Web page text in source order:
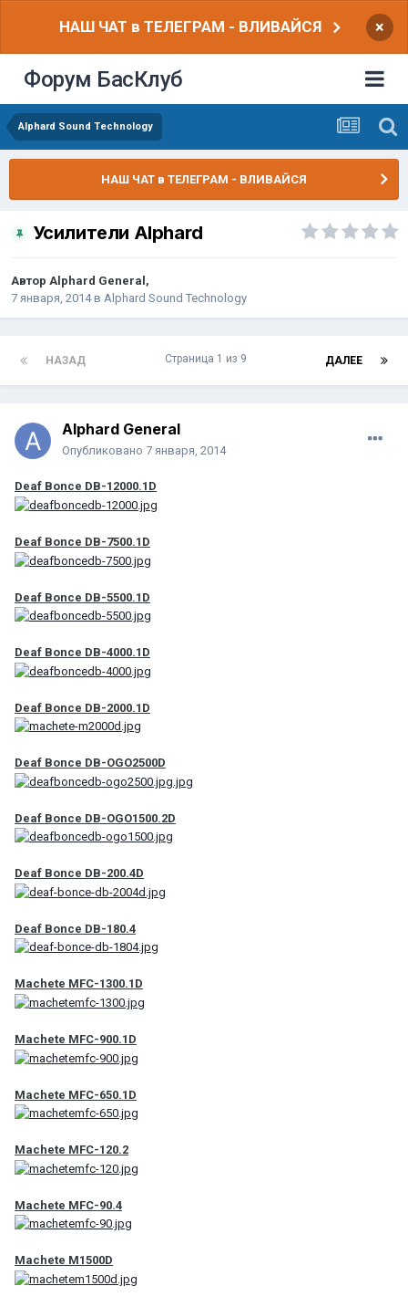
НАШ ЧАТ в ТЕЛЕГРАМ - ВЛИВАЙСЯ ×
Форум БасКлуб
Alphard Sound Technology
НАШ ЧАТ в ТЕЛЕГРАМ - ВЛИВАЙСЯ
Усилители Alphard
Автор Alphard General ,
7 января, 2014в Alphard Sound Technology
НАЗАД ДАЛЕЕ
Страница 1 из 9
Alphard General
Опубликовано 7 января, 2014
Deaf Bonce DB-12000.1D
Deaf Bonce DB-7500.1D
Deaf Bonce DB-5500.1D
Deaf Bonce DB-4000.1D
Deaf Bonce DB-2000.1D
Deaf Bonce DB-OGO2500D
Deaf Bonce DB-OGO1500.2D
Deaf Bonce DB-200.4D
Deaf Bonce DB-180.4
Machete MFC-1300.1D
Machete MFC-900.1D
Machete MFC-650.1D
Machete MFC-120.2
Machete MFC-90.4
Machete M1500D